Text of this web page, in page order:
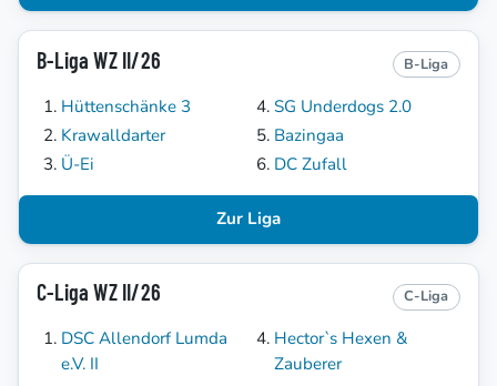
B-Liga WZ II/26 B-Liga
Hüttenschänke 3
Krawalldarter
Ü-Ei
SG Underdogs 2.0
Bazingaa
DC Zufall
Zur Liga
C-Liga WZ II/26 C-Liga
DSC Allendorf Lumda
e.V. II
Hector`s Hexen &
Zauberer